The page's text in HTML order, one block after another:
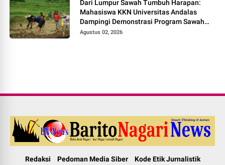
Dari Lumpur Sawah Tumbuh Harapan:
Mahasiswa KKN Universitas Andalas
Dampingi Demonstrasi Program Sawah
Pokok Murah di Jorong Bayua
Agustus 02, 2026
Redaksi Pedoman Media Siber
Kode Etik Jurnalistik